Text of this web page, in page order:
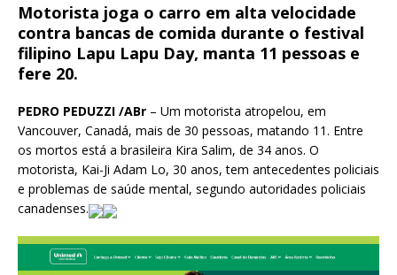
Motorista joga o carro em alta velocidade
contra bancas de comida durante o festival
filipino Lapu Lapu Day, manta 11 pessoas e
fere 20.
PEDRO PEDUZZI /ABr – Um motorista atropelou, em
Vancouver, Canadá, mais de 30 pessoas, matando 11. Entre
os mortos está a brasileira Kira Salim, de 34 anos. O
motorista, Kai-Ji Adam Lo, 30 anos, tem antecedentes policiais
e problemas de saúde mental, segundo autoridades policiais
canadenses.